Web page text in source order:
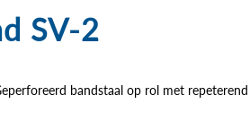
SV-2
bandstaal op rol met